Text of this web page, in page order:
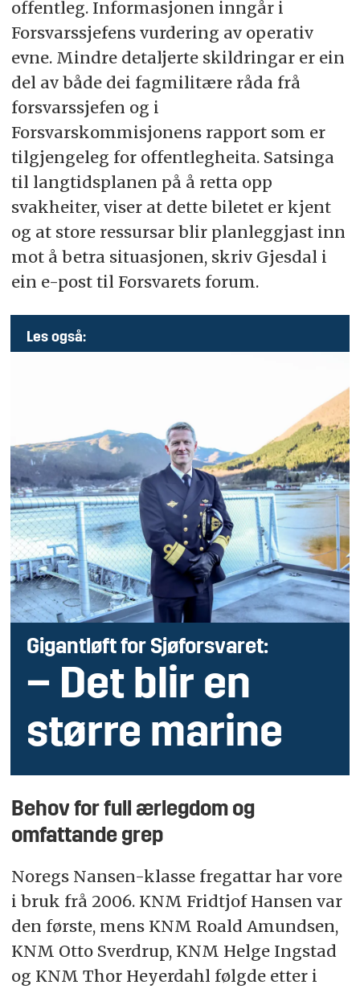
offentleg. Informasjonen inngår i
Forsvarssjefens vurdering av operativ
evne. Mindre detaljerte skildringar er ein
del av både dei fagmilitære råda frå
forsvarssjefen og i
Forsvarskommisjonens rapport som er
tilgjengeleg for offentlegheita. Satsinga
til langtidsplanen på å retta opp
svakheiter, viser at dette biletet er kjent
og at store ressursar blir planleggjast inn
mot å betra situasjonen, skriv Gjesdal i
ein e-post til Forsvarets forum.
Les også:
Gigantløft for Sjøforsvaret:
– Det blir en
større marine
Behov for full ærlegdom og
omfattande grep
Noregs Nansen-klasse fregattar har vore
i bruk frå 2006. KNM Fridtjof Hansen var
den første, mens KNM Roald Amundsen,
KNM Otto Sverdrup, KNM Helge Ingstad
og KNM Thor Heyerdahl følgde etter i